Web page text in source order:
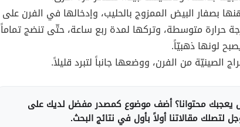
بصفار البيض الممزوج بالحليب، وإدخالها في الفرن على
حرارة متوسطة، وتركها لمدة ربع ساعة، حتّى تنضج تماماً
لونها ذهبيّاً.
الصينيّة من الفرن، ووضعها جانباً لتبرد قليلاً.
يعجبك محتوانا؟ أضف موضوع كمصدر مفضل لديك على
لتصلك مقالاتنا أولاً بأول في نتائج البحث.